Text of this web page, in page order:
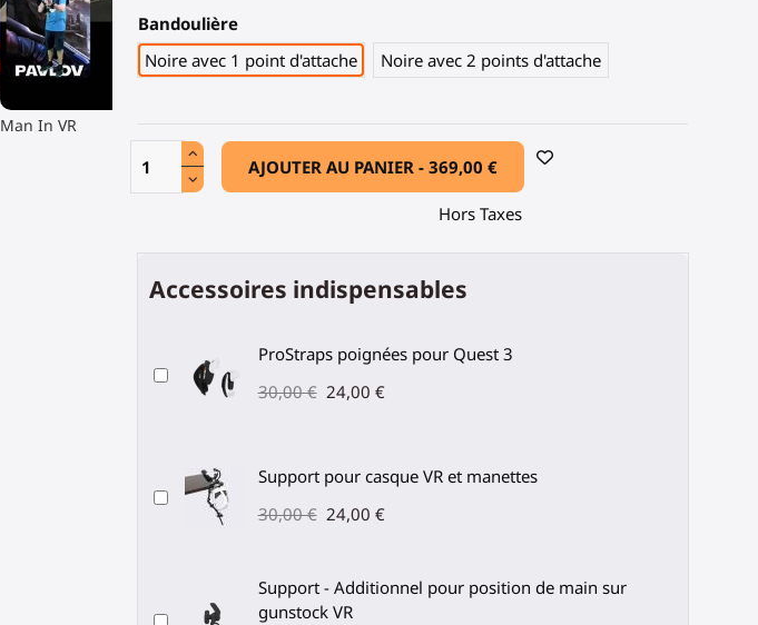
▶
Man In VR
Bandoulière
Noire avec 1 point d'attache
Noire avec 2 points d'attache
AJOUTER AU PANIER -369,00 €
Hors Taxes
Accessoires indispensables
ProStraps poignées pour Quest 3
30,00 € 24,00 €
Support pour casque VR et manettes
30,00 € 24,00 €
Support - Additionnel pour position de main sur
gunstock VR